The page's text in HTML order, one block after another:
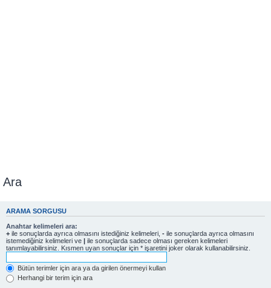
Ara
ARAMA SORGUSU
Anahtar kelimeleri ara:
+ ile sonuçlarda ayrıca olmasını istediğiniz kelimeleri, - ile sonuçlarda ayrıca olmasını
istemediğiniz kelimeleri ve | ile sonuçlarda sadece olması gereken kelimeleri
tanımlayabilirsiniz. Kısmen uyan sonuçlar için * işaretini joker olarak kullanabilirsiniz.
Bütün terimler için ara ya da girilen önermeyi kullan
Herhangi bir terim için ara